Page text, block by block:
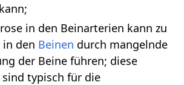
in den Beinarterien kann zu
in den Beinen durch mangelnde
der Beine führen; diese
typisch für die